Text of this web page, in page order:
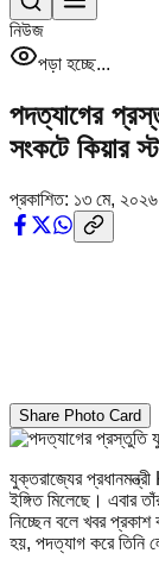
নিউজ
পড়া হচ্ছে...
পদত্যাগের
সংকটে কিয়ার
প্রকাশিত: ১৩ মে, ২০২৬
Share Photo Card
যুক্তরাজ্যের
ইঙ্গিত মিলেছে। এবার
নিচ্ছেন বলে খবর প্রকাশ
হয়, পদত্যাগ করে তিনি